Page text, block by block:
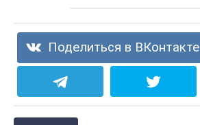
Поделиться в ВКонтакте